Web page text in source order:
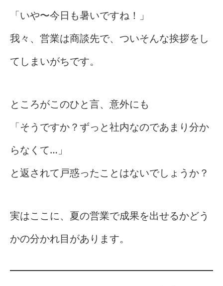
「いや〜今日も暑いですね！」
我々、営業は商談先で、ついそんな挨拶をし
てしまいがちです。
ところがこのひと言、意外にも
「そうですか？ずっと社内なのであまり分か
らなくて…」
と返されて戸惑ったことはないでしょうか？
実はここに、夏の営業で成果を出せるかどう
かの分かれ目があります。